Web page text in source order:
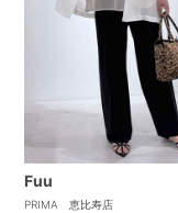
Fuu
PRIMA 恵比寿店